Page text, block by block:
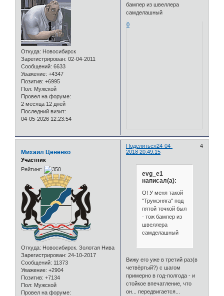
Откуда: Новосибирск
Зарегистрирован: 02-04-2011
Сообщений: 6633
Уважение: +4347
Позитив: +6995
Пол: Мужской
Провел на форуме:
2 месяца 12 дней
Последний визит:
04-05-2026 12:23:54
бампер из швеллера
самделашный
0
Поделиться 4
24-04-
2018 20:49:15
Михаил Цененко
Участник
Рейтинг:
Откуда: Новосибирск. Золотая Нива
Зарегистрирован: 24-10-2017
Сообщений: 11373
Уважение: +2904
Позитив: +7134
Пол: Мужской
Провел на форуме:
evg_e1
написал(а):
О! У меня такой
"Трумэняга" под
пятой точкой был
- тож бампер из
швеллера
самделашный
Вижу его уже в третий раз(в
четвёртый?) с шагом
примерно в год-полгода - и
стойкое впечатление, что
он... передвигается...